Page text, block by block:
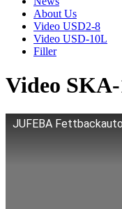
About Us
Video USD2-8
Video USD-10L
Filler
Video
JUFEBA